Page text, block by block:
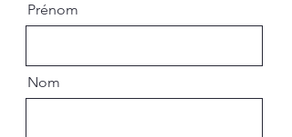
Prénom
Nom